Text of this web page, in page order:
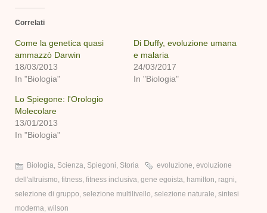
(Si
apre
una
nuova
finestra)
in
una
nuova
in
una
nuova
finestra)
in
una
nuova
finestra)
in
una
Correlati
Come la genetica quasi
ammazzò Darwin
18/03/2013
In "Biologia"
Di Duffy, evoluzione umana
e malaria
24/03/2017
In "Biologia"
Lo Spiegone: l'Orologio
Molecolare
13/01/2013
In "Biologia"
Biologia Scienza Spiegoni Storia evoluzione evoluzione
dell'altruismo fitness fitness inclusiva gene egoista hamilton ragni
selezione di gruppo selezione multilivello selezione naturale sintesi
moderna wilson